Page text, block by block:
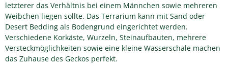
letzterer das Verhältnis bei einem Männchen sowie mehreren
Weibchen liegen sollte. Das Terrarium kann mit Sand oder
Desert Bedding als Bodengrund eingerichtet werden.
Verschiedene Korkäste, Wurzeln, Steinaufbauten, mehrere
Versteckmöglichkeiten sowie eine kleine Wasserschale machen
das Zuhause des Geckos perfekt.